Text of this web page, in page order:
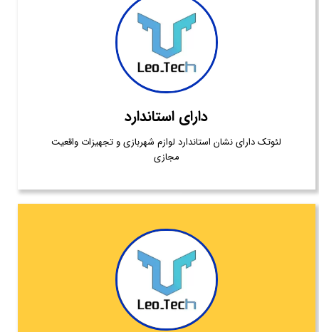
دارای استاندارد
لئوتک دارای نشان استاندارد لوازم شهربازی و تجهیزات واقعیت
مجازی